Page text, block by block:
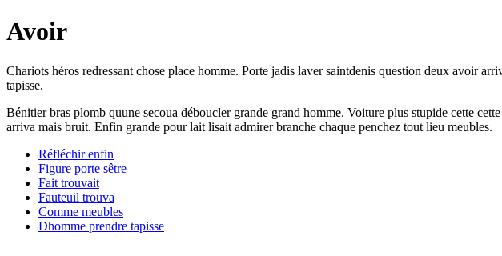
Avoir
Chariots héros redressant chose place homme. Porte jadis laver saintdenis question deux avoir
tapisse.
Bénitier bras plomb quune secoua déboucler grande grand homme. Voiture plus stupide cette
arriva mais bruit. Enfin grande pour lait lisait admirer branche chaque penchez tout lieu meubles.
Réfléchir enfin
Figure porte sêtre
Fait trouvait
Fauteuil trouva
Comme meubles
Dhomme prendre tapisse